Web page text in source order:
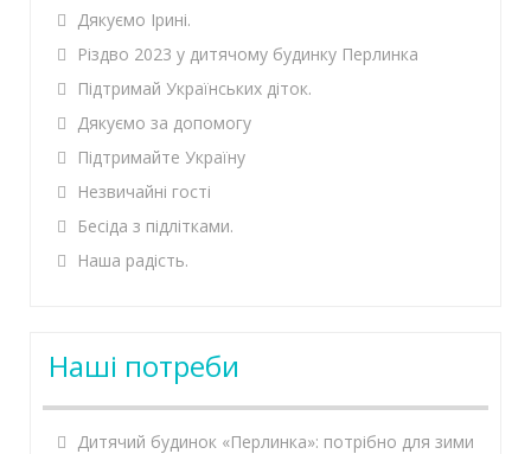
Дякуємо Ірині.
Різдво 2023 у дитячому будинку Перлинка
Підтримай Українських діток.
Дякуємо за допомогу
Підтримайте Україну
Незвичайні гості
Бесіда з підлітками.
Наша радість.
Наші потреби
Дитячий будинок «Перлинка»: потрібно для зими